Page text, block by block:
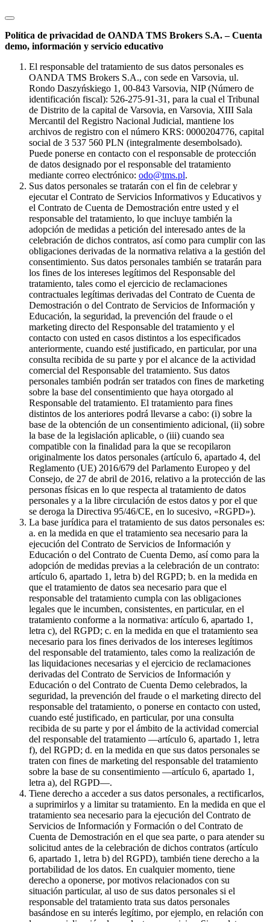
Política de privacidad de OANDA TMS Brokers S.A. – Cuenta
demo, información y servicio educativo
El responsable del tratamiento de sus datos personales es
OANDA TMS Brokers S.A., con sede en Varsovia, ul.
Rondo Daszyńskiego 1, 00-843 Varsovia, NIP (Número de
identificación fiscal): 526-275-91-31, para la cual el Tribunal
de Distrito de la capital de Varsovia, en Varsovia, XIII Sala
Mercantil del Registro Nacional Judicial, mantiene los
archivos de registro con el número KRS: 0000204776, capital
social de 3 537 560 PLN (integralmente desembolsado).
Puede ponerse en contacto con el responsable de protección
de datos designado por el responsable del tratamiento
mediante correo electrónico: odo@tms.pl.
Sus datos personales se tratarán con el fin de celebrar y
ejecutar el Contrato de Servicios Informativos y Educativos y
el Contrato de Cuenta de Demostración entre usted y el
responsable del tratamiento, lo que incluye también la
adopción de medidas a petición del interesado antes de la
celebración de dichos contratos, así como para cumplir con las
obligaciones derivadas de la normativa relativa a la gestión del
consentimiento. Sus datos personales también se tratarán para
los fines de los intereses legítimos del Responsable del
tratamiento, tales como el ejercicio de reclamaciones
contractuales legítimas derivadas del Contrato de Cuenta de
Demostración o del Contrato de Servicios de Información y
Educación, la seguridad, la prevención del fraude o el
marketing directo del Responsable del tratamiento y el
contacto con usted en casos distintos a los especificados
anteriormente, cuando esté justificado, en particular, por una
consulta recibida de su parte y por el alcance de la actividad
comercial del Responsable del tratamiento. Sus datos
personales también podrán ser tratados con fines de marketing
sobre la base del consentimiento que haya otorgado al
Responsable del tratamiento. El tratamiento para fines
distintos de los anteriores podrá llevarse a cabo: (i) sobre la
base de la obtención de un consentimiento adicional, (ii) sobre
la base de la legislación aplicable, o (iii) cuando sea
compatible con la finalidad para la que se recopilaron
originalmente los datos personales (artículo 6, apartado 4, del
Reglamento (UE) 2016/679 del Parlamento Europeo y del
Consejo, de 27 de abril de 2016, relativo a la protección de las
personas físicas en lo que respecta al tratamiento de datos
personales y a la libre circulación de estos datos y por el que
se deroga la Directiva 95/46/CE, en lo sucesivo, «RGPD»).
La base jurídica para el tratamiento de sus datos personales es:
a. en la medida en que el tratamiento sea necesario para la
ejecución del Contrato de Servicios de Información y
Educación o del Contrato de Cuenta Demo, así como para la
adopción de medidas previas a la celebración de un contrato:
artículo 6, apartado 1, letra b) del RGPD; b. en la medida en
que el tratamiento de datos sea necesario para que el
responsable del tratamiento cumpla con las obligaciones
legales que le incumben, consistentes, en particular, en el
tratamiento conforme a la normativa: artículo 6, apartado 1,
letra c), del RGPD; c. en la medida en que el tratamiento sea
necesario para los fines derivados de los intereses legítimos
del responsable del tratamiento, tales como la realización de
las liquidaciones necesarias y el ejercicio de reclamaciones
derivadas del Contrato de Servicios de Información y
Educación o del Contrato de Cuenta Demo celebrados, la
seguridad, la prevención del fraude o el marketing directo del
responsable del tratamiento, o ponerse en contacto con usted,
cuando esté justificado, en particular, por una consulta
recibida de su parte y por el ámbito de la actividad comercial
del responsable del tratamiento —artículo 6, apartado 1, letra
f), del RGPD; d. en la medida en que sus datos personales se
traten con fines de marketing del responsable del tratamiento
sobre la base de su consentimiento —artículo 6, apartado 1,
letra a), del RGPD—.
Tiene derecho a acceder a sus datos personales, a rectificarlos,
a suprimirlos y a limitar su tratamiento. En la medida en que el
tratamiento sea necesario para la ejecución del Contrato de
Servicios de Información y Formación o del Contrato de
Cuenta de Demostración en el que sea parte, o para atender su
solicitud antes de la celebración de dichos contratos (artículo
6, apartado 1, letra b) del RGPD), también tiene derecho a la
portabilidad de los datos. En cualquier momento, tiene
derecho a oponerse, por motivos relacionados con su
situación particular, al uso de sus datos personales si el
responsable del tratamiento trata sus datos personales
basándose en su interés legítimo, por ejemplo, en relación con